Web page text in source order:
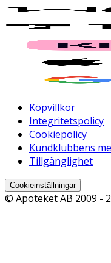
Köpvillkor
Integritetspolicy
Cookiepolicy
Kundklubbens
Tillgänglighet
Cookieinställningar
© Apoteket AB 2009 -